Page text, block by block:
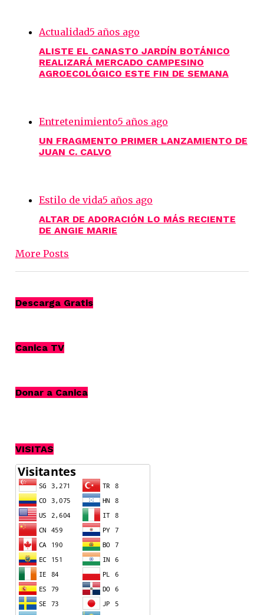
Actualidad5 años ago
ALISTE EL CANASTO JARDÍN BOTÁNICO
REALIZARÁ MERCADO CAMPESINO
AGROECOLÓGICO ESTE FIN DE SEMANA
Entretenimiento5 años ago
UN FRAGMENTO PRIMER LANZAMIENTO DE
JUAN C. CALVO
Estilo de vida5 años ago
ALTAR DE ADORACIÓN LO MÁS RECIENTE
DE ANGIE MARIE
More Posts
Descarga Gratis
Canica TV
Donar a Canica
VISITAS